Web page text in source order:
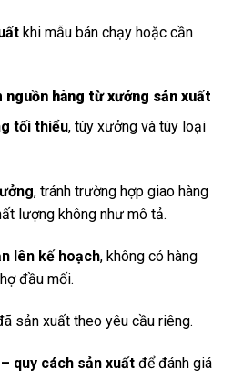
khi mẫu bán chạy hoặc cần
hàng từ xưởng sản xuất
tối thiểu, tùy xưởng và tùy loại
, tránh trường hợp giao hàng
lượng không như mô tả.
lên kế hoạch, không có hàng
đầu mối.
sản xuất theo yêu cầu riêng.
quy cách sản xuấtđể đánh giá